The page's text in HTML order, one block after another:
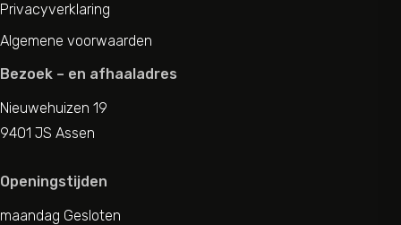
Privacyverklaring
Algemene voorwaarden
Bezoek – en afhaaladres
Nieuwehuizen 19
9401 JS Assen
Openingstijden
maandag Gesloten